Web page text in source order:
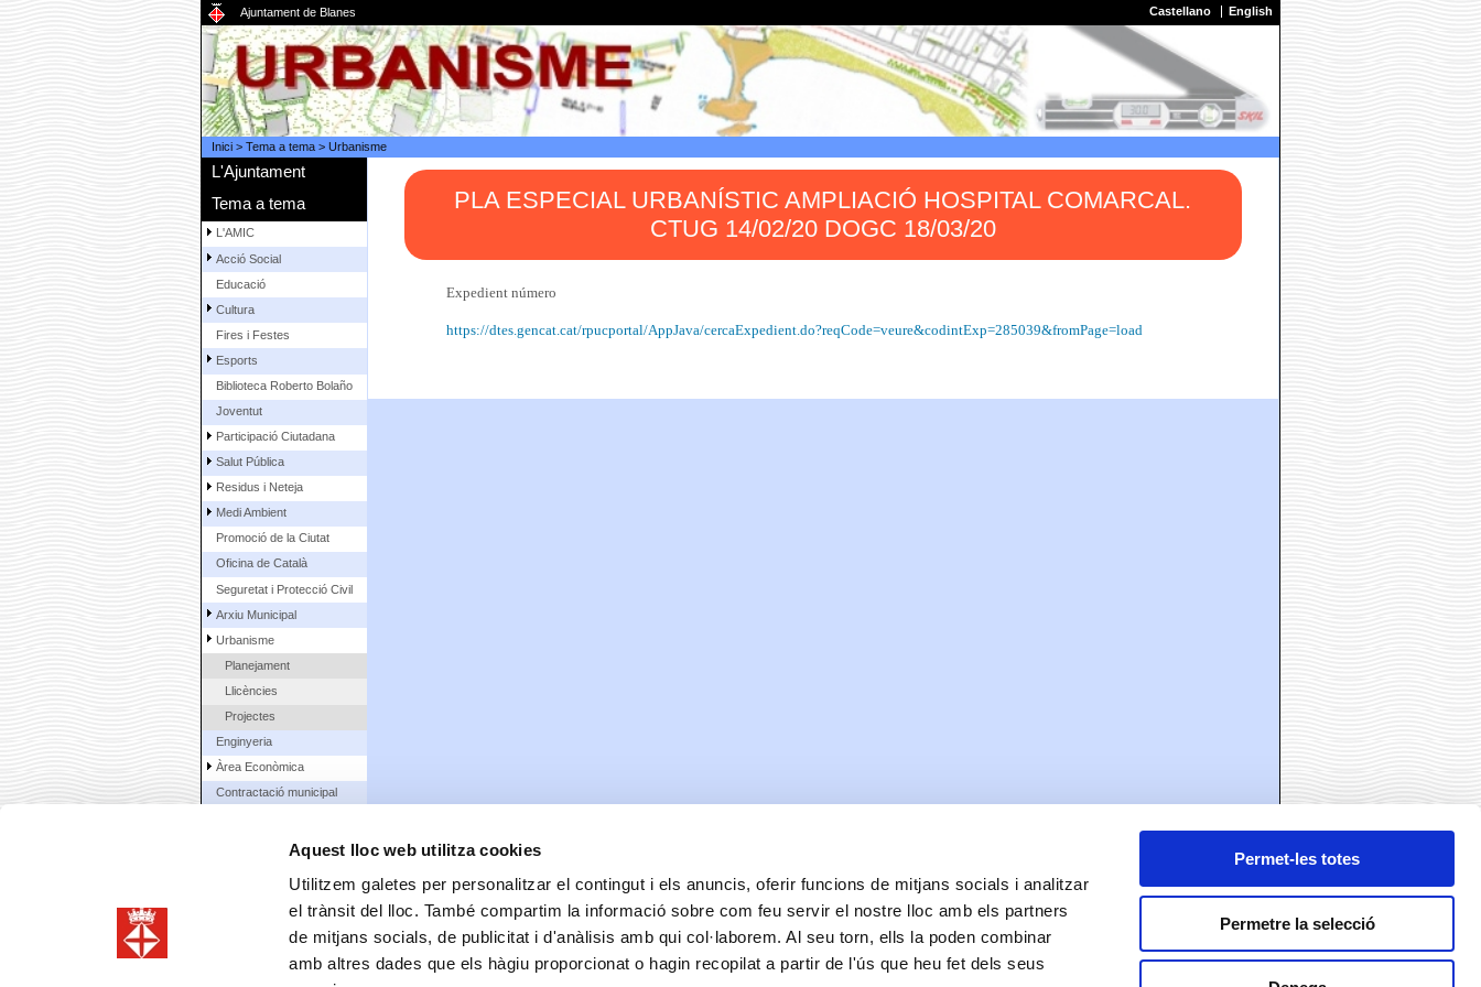
Aquest lloc web utilitza cookies
Utilitzem galetes per personalitzar el contingut i els anuncis, oferir funcions de mitjans socials i analitzar
el trànsit del lloc. També compartim la informació sobre com feu servir el nostre lloc amb els partners
de mitjans socials, de publicitat i d'anàlisis amb qui col·laborem. Al seu torn, ells la poden combinar
amb altres dades que els hàgiu proporcionat o hagin recopilat a partir de l'ús que heu fet dels seus
Permet-les totes
Permetre la selecció
Ajuntament de Blanes Castellano English
Inici> Tema a tema> Urbanisme
L'Ajuntament
Tema a tema
L'AMIC
Acció Social
Educació
Cultura
Fires i Festes
Esports
Biblioteca Roberto Bolaño
Joventut
Participació Ciutadana
Salut Pública
Residus i Neteja
Medi Ambient
Promoció de la Ciutat
Oficina de Català
Seguretat i Protecció Civil
Arxiu Municipal
Urbanisme
Planejament
Llicències
Projectes
Enginyeria
Àrea Econòmica
Contractació municipal
PLA ESPECIAL URBANÍSTIC AMPLIACIÓ HOSPITAL COMARCAL.
CTUG 14/02/20 DOGC 18/03/20
Expedient número
https://dtes.gencat.cat/rpucportal/AppJava/cercaExpedient.do?reqCode=veure&codintExp=285039&fromPage=load
Data de realització:02/10/2021| Data de la darrera actualització:06/10/2024
Accessibilitat
Correu de contacte Protecció de dades
Bones pràctiques comunicació
© Ajuntament de Blanes | Protecció de dades| Avís Legal|Política de cookies
Passeig Dintre 29 | 17300 | Blanes Telèfon: 972 379 300 |
Informació